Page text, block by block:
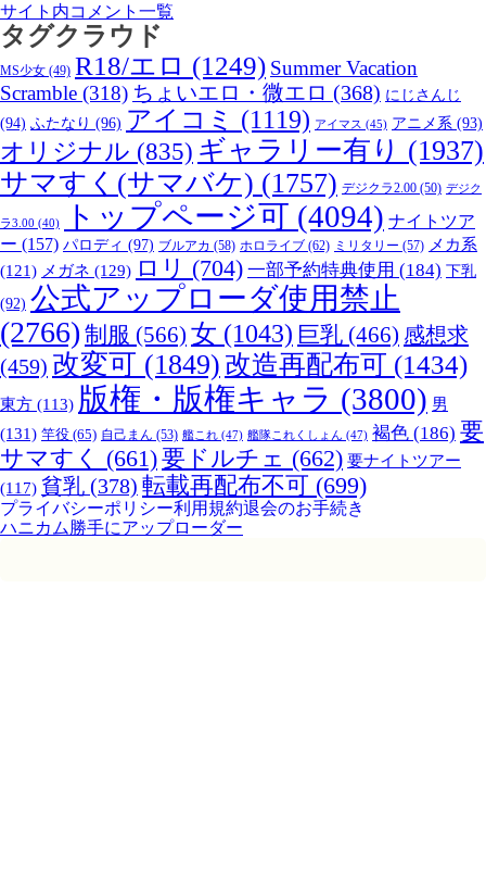
サイト内コメント一覧
タグクラウド
MS少女 (49) R18/エロ (1249) Summer Vacation
Scramble (318) ちょいエロ・微エロ (368) にじさんじ
(94) ふたなり (96) アイコミ (1119) アイマス (45) アニメ系 (93)
オリジナル (835) ギャラリー有り (1937)
サマすく(サマバケ) (1757) デジクラ2.00 (50) デジク
ラ3.00 (40) トップページ可 (4094) ナイトツア
ー (157) パロディ (97) ブルアカ (58) ホロライブ (62) ミリタリー (57) メカ系
(121) メガネ (129) ロリ (704) 一部予約特典使用 (184) 下乳
(92) 公式アップローダ使用禁止
(2766) 制服 (566) 女 (1043) 巨乳 (466) 感想求
(459) 改変可 (1849) 改造再配布可 (1434)
東方 (113) 版権・版権キャラ (3800) 男
(131) 竿役 (65) 自己まん (53) 艦これ (47) 艦隊これくしょん (47) 褐色 (186) 要
サマすく
(661)要ドルチェ (662) 要ナイトツアー
(117) 貧乳 (378) 転載再配布不可 (699)
プライバシーポリシー利用規約退会のお手続き
ハニカム勝手にアップローダー